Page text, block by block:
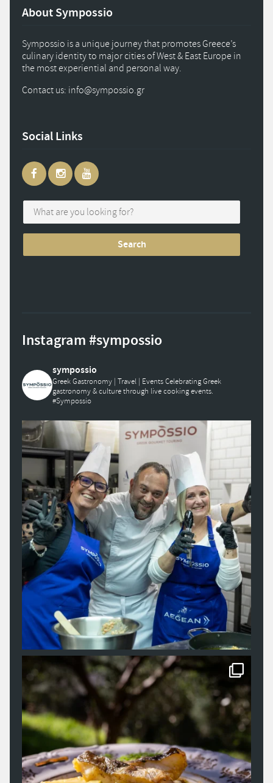
About Sympossio
Sympossio is a unique journey that promotes Greece’s
culinary identity to major cities of West & East Europe in
the most experiential and personal way.
Contact us: info@sympossio.gr
Social Links
Instagram #sympossio
sympossio
Greek Gastronomy | Travel | EventsCelebrating Greek
gastronomy & culture through live cooking events.
#Sympossio